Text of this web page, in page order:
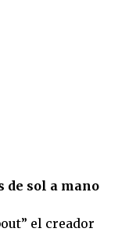
de sol a mano
el creador